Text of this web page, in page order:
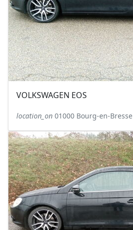
VOLKSWAGEN EOS
location_on 01000 Bourg-en-Bresse